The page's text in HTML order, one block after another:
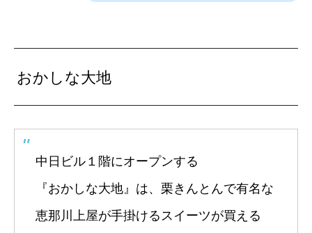
おかしな大地
中日ビル１階にオープンする
『おかしな大地』は、栗きんとんで有名な
恵那川上屋が手掛けるスイーツが買える